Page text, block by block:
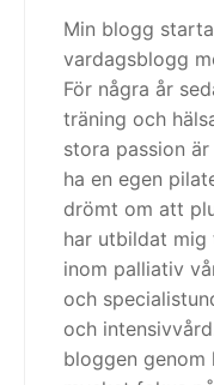
Min blogg
vardagsblogg
För några år
träning och
stora passion
ha en egen
drömt om att
har utbildat mig
inom palliativ
och
och
bloggen